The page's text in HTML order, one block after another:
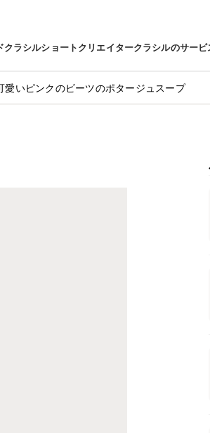
クラシルショートクリエイタークラシルのサービ
愛いピンクのビーツのポタージュスープ